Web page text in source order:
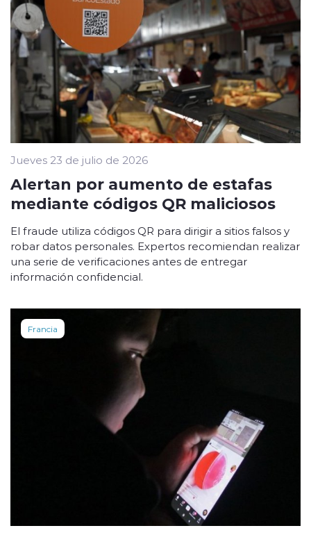
Jueves 23 de julio de 2026
Alertan por aumento de estafas
mediante códigos QR maliciosos
El fraude utiliza códigos QR para dirigir a sitios falsos y
robar datos personales. Expertos recomiendan realizar
una serie de verificaciones antes de entregar
información confidencial.
Francia